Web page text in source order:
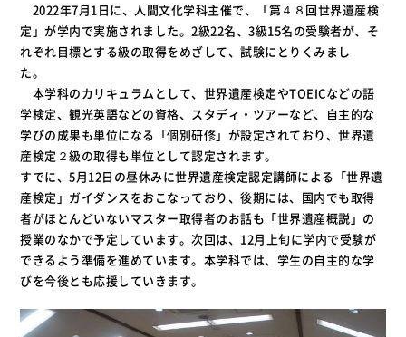
2022年7月1日に、人間文化学科主催で、「第４８回世界遺産検
定」が学内で実施されました。2級22名、3級15名の受験者が、そ
れぞれ目標とする級の取得をめざして、試験にとりくみまし
た。
本学科のカリキュラムとして、世界遺産検定やTOEICなどの語
学検定、観光英語などの資格、スタディ・ツアーなど、自主的な
学びの成果も単位になる「個別研修」が設定されており、世界遺
産検定２級の取得も単位として認定されます。
すでに、5月12日の昼休みに世界遺産検定認定講師による「世界遺
産検定」ガイダンスをおこなっており、後期には、国内でも取得
者がほとんどいないマスター取得者のお話も「世界遺産概説」の
授業のなかで予定しています。次回は、12月上旬に学内で受験が
できるよう準備を進めています。本学科では、学生の自主的な学
びを今後とも応援していきます。